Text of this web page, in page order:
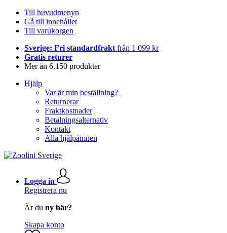
Till huvudmenyn
Gå till innehållet
Till varukorgen
Sverige: Fri standardfrakt från 1 099 kr
Gratis returer
Mer än 6.150 produkter
Hjälp
Var är min beställning?
Returnerar
Fraktkostnader
Betalningsalternativ
Kontakt
Alla hjälpämnen
Logga in
Registrera nu
Är du ny här?
Skapa konto